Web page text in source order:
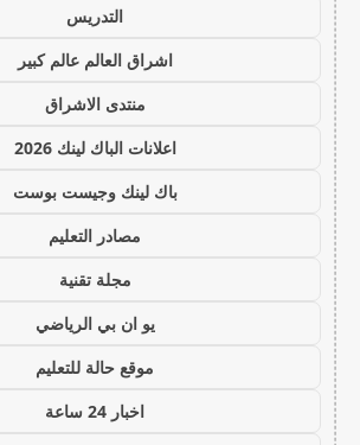
التدريس
اشراق العالم عالم كبير
منتدى الاشراق
اعلانات الباك لينك 2026
باك لينك وجيست بوست
مصادر التعليم
مجلة تقنية
يو ان بي الرياضي
موقع حالة للتعليم
اخبار 24 ساعة